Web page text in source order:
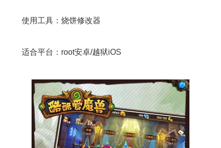
使用工具：烧饼修改器
适合平台：root安卓/越狱iOS